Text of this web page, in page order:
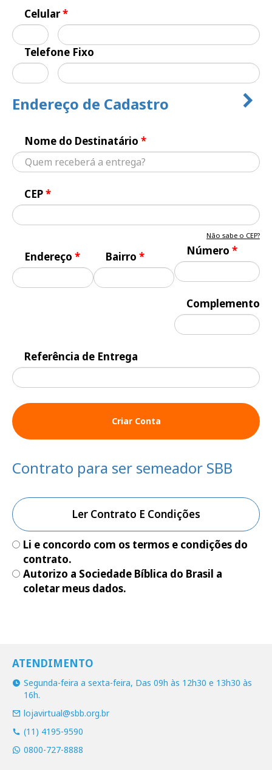
Celular*
Telefone Fixo
Endereço de Cadastro
Nome do Destinatário *
CEP*
Não sabe o CEP?
Bairro *
Endereço * Número *
Complemento
Referência de Entrega
Criar Conta
Contrato para ser semeador SBB
Ler Contrato E Condições
Li e concordo com os termos e condições do
contrato.
Autorizo a Sociedade Bíblica do Brasil a
coletar meus dados.
ATENDIMENTO
Segunda-feira a sexta-feira, Das 09h às 12h30 e 13h30 às
16h.
lojavirtual@sbb.org.br
(11) 4195-9590
0800-727-8888